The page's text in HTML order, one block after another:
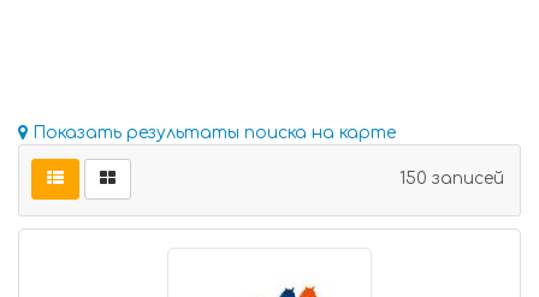
Показать результаты поиска на карте
150 записей